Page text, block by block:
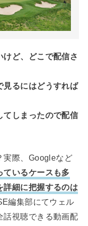
けど、どこで配信さ
見るにはどうすれば
てしまったので配信
実際、Googleなど
ているケースも多
詳細に把握するのは
編集部にてウェル
話視聴できる動画配